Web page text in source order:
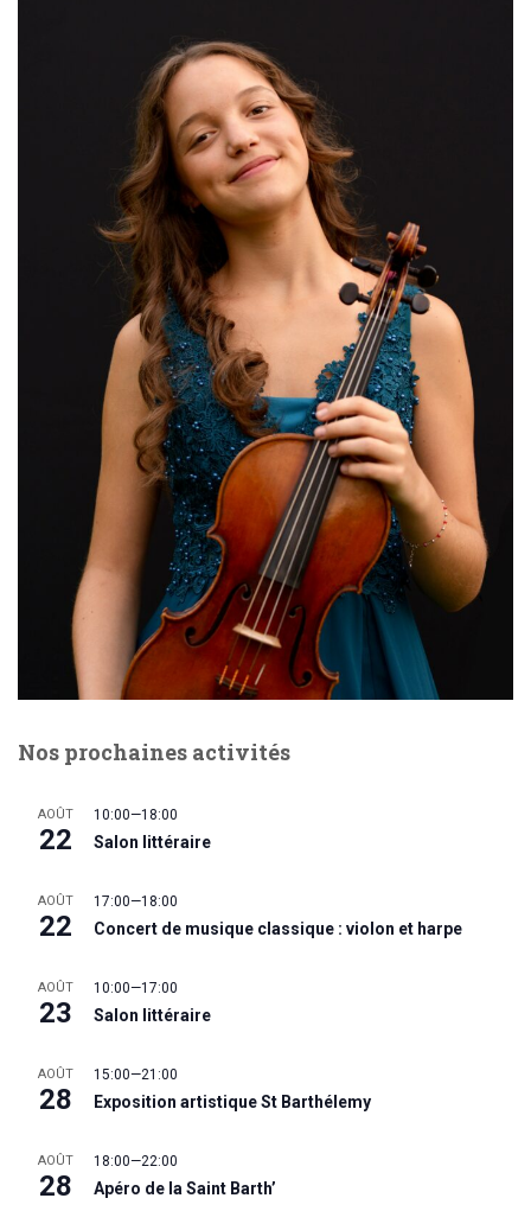
Nos prochaines activités
AOÛT
22
10:00—18:00
Salon littéraire
AOÛT
22
17:00—18:00
Concert de musique classique : violon et harpe
AOÛT
23
10:00—17:00
Salon littéraire
AOÛT
28
15:00—21:00
Exposition artistique St Barthélemy
AOÛT
28
18:00—22:00
Apéro de la Saint Barth’